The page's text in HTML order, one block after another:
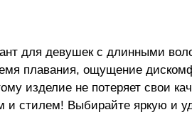
для девушек с длинными
плавания, ощущение
изделие не потеряет свои
и стилем! Выбирайте яркую и